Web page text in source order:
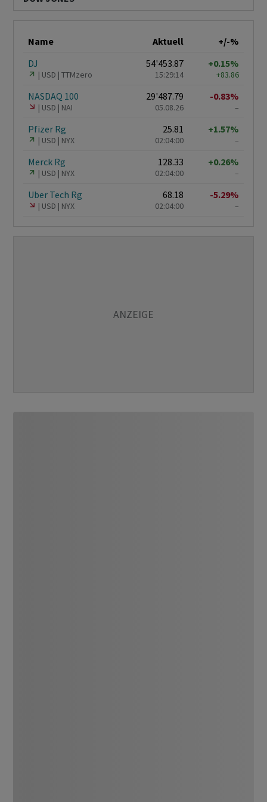
Name Aktuell
+/-%
DJ
USD TTMzero
54'453.87
15:29:14
+0.15%
+83.86
NASDAQ 100
USD NAI
29'487.79
05.08.26
-0.83%
–
Pfizer Rg
USD NYX
25.81
02:04:00
+1.57%
–
Merck Rg
USD NYX
128.33
02:04:00
+0.26%
–
Uber Tech Rg
USD NYX
68.18
02:04:00
-5.29%
–